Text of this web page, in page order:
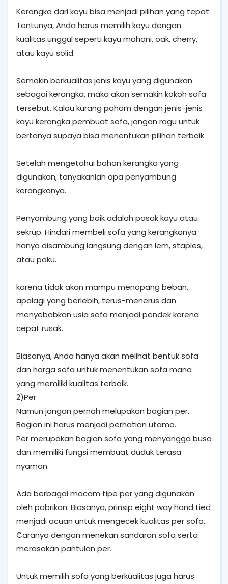
Kerangka dari kayu bisa menjadi pilihan yang tepat.
Tentunya, Anda harus memilih kayu dengan
kualitas unggul seperti kayu mahoni, oak, cherry,
atau kayu solid.
Semakin berkualitas jenis kayu yang digunakan
sebagai kerangka, maka akan semakin kokoh sofa
tersebut. Kalau kurang paham dengan jenis-jenis
kayu kerangka pembuat sofa, jangan ragu untuk
bertanya supaya bisa menentukan pilihan terbaik.
Setelah mengetahui bahan kerangka yang
digunakan, tanyakanlah apa penyambung
kerangkanya.
Penyambung yang baik adalah pasak kayu atau
sekrup. Hindari membeli sofa yang kerangkanya
hanya disambung langsung dengan lem, staples,
atau paku.
karena tidak akan mampu menopang beban,
apalagi yang berlebih, terus-menerus dan
menyebabkan usia sofa menjadi pendek karena
cepat rusak.
Biasanya, Anda hanya akan melihat bentuk sofa
dan harga sofa untuk menentukan sofa mana
yang memiliki kualitas terbaik.
2)Per
Namun jangan pernah melupakan bagian per.
Bagian ini harus menjadi perhatian utama.
Per merupakan bagian sofa yang menyangga busa
dan memiliki fungsi membuat duduk terasa
nyaman.
Ada berbagai macam tipe per yang digunakan
oleh pabrikan. Biasanya, prinsip eight way hand tied
menjadi acuan untuk mengecek kualitas per sofa.
Caranya dengan menekan sandaran sofa serta
merasakan pantulan per.
Untuk memilih sofa yang berkualitas juga harus